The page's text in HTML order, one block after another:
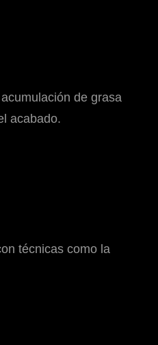
de grasa
acabado.
técnicas como la